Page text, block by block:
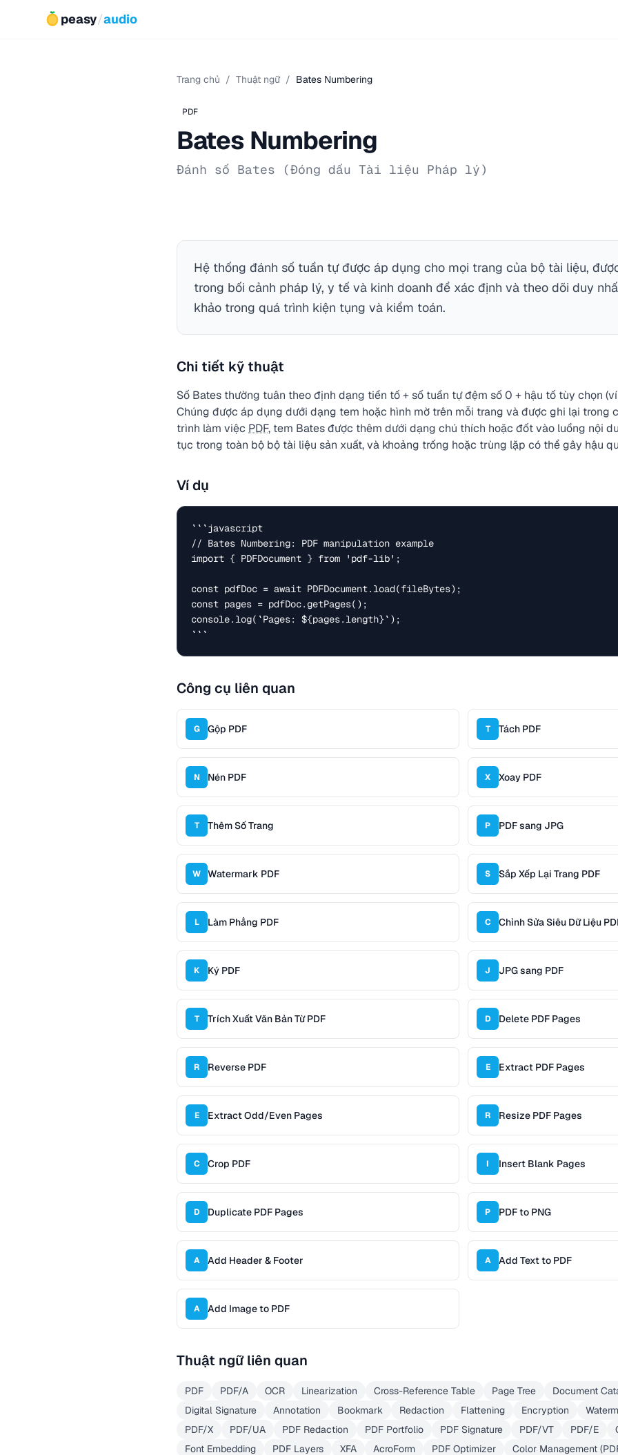
peasy/audio
Trang chủ / Thuật ngữ / Bates Numbering
PDF
Bates Numbering
Đánh số Bates (Đóng dấu Tài liệu Pháp lý)
Hệ thống đánh số tuần tự được áp dụng cho mọi trang của bộ tài liệu,
trong bối cảnh pháp lý, y tế và kinh doanh để xác định và theo dõi duy
khảo trong quá trình kiện tụng và kiểm toán.
Chi tiết kỹ thuật
Số Bates thường tuân theo định dạng tiền tố + số tuần tự đệm số 0 + hậu tố tùy chọn
Chúng được áp dụng dưới dạng tem hoặc hình mờ trên mỗi trang và được ghi lại trong
trình làm việc PDF, tem Bates được thêm dưới dạng chú thích hoặc đốt vào luồng nội
tục trong toàn bộ bộ tài liệu sản xuất, và khoảng trống hoặc trùng lặp có thể gây hậu
Ví dụ
```javascript
// Bates Numbering: PDF manipulation example
import { PDFDocument } from 'pdf-lib';
const pdfDoc = await PDFDocument.load(fileBytes);
const pages = pdfDoc.getPages();
console.log(`Pages: ${pages.length}`);
```
Công cụ liên quan
G Gộp PDF T Tách PDF
N Nén PDF X Xoay PDF
T Thêm Số Trang P PDF sang JPG
W Watermark PDF S Sắp Xếp Lại Trang PDF
L Làm Phẳng PDF C Chỉnh Sửa Siêu Dữ Liệu
K Ký PDF J JPG sang PDF
T Trích Xuất Văn Bản Từ PDF D Delete PDF Pages
R Reverse PDF E Extract PDF Pages
E Extract Odd/Even Pages R Resize PDF Pages
C Crop PDF I Insert Blank Pages
D Duplicate PDF Pages P PDF to PNG
A Add Header & Footer A Add Text to PDF
A Add Image to PDF
Thuật ngữ liên quan
PDF PDF/A OCR Linearization Cross-Reference Table Page Tree
Document
Digital Signature
Annotation Bookmark Redaction Flattening Encryption
PDF/X
PDF/UA PDF Redaction PDF Portfolio PDF Signature PDF/VT PDF/E
Font Embedding
PDF Layers XFA AcroForm PDF Optimizer Color Management